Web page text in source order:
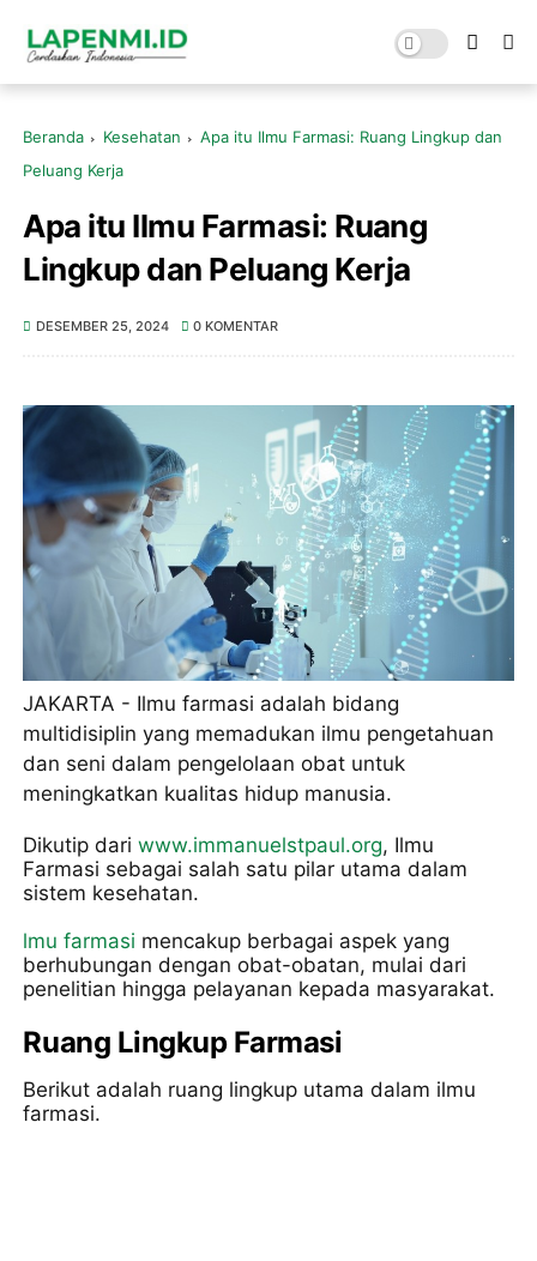
Beranda Kesehatan
Apa itu Ilmu Farmasi: Ruang Lingkup dan
Peluang Kerja
Apa itu Ilmu Farmasi: Ruang
Lingkup dan Peluang Kerja
DESEMBER 25, 2024 0 KOMENTAR
JAKARTA - Ilmu farmasi adalah bidang
multidisiplin yang memadukan ilmu pengetahuan
dan seni dalam pengelolaan obat untuk
meningkatkan kualitas hidup manusia.
Dikutip dariwww.immanuelstpaul.org, Ilmu
Farmasi sebagai salah satu pilar utama dalam
sistem kesehatan.
lmu farmasi mencakup berbagai aspek yang
berhubungan dengan obat-obatan, mulai dari
penelitian hingga pelayanan kepada masyarakat.
Ruang Lingkup Farmasi
Berikut adalah ruang lingkup utama dalam ilmu
farmasi.